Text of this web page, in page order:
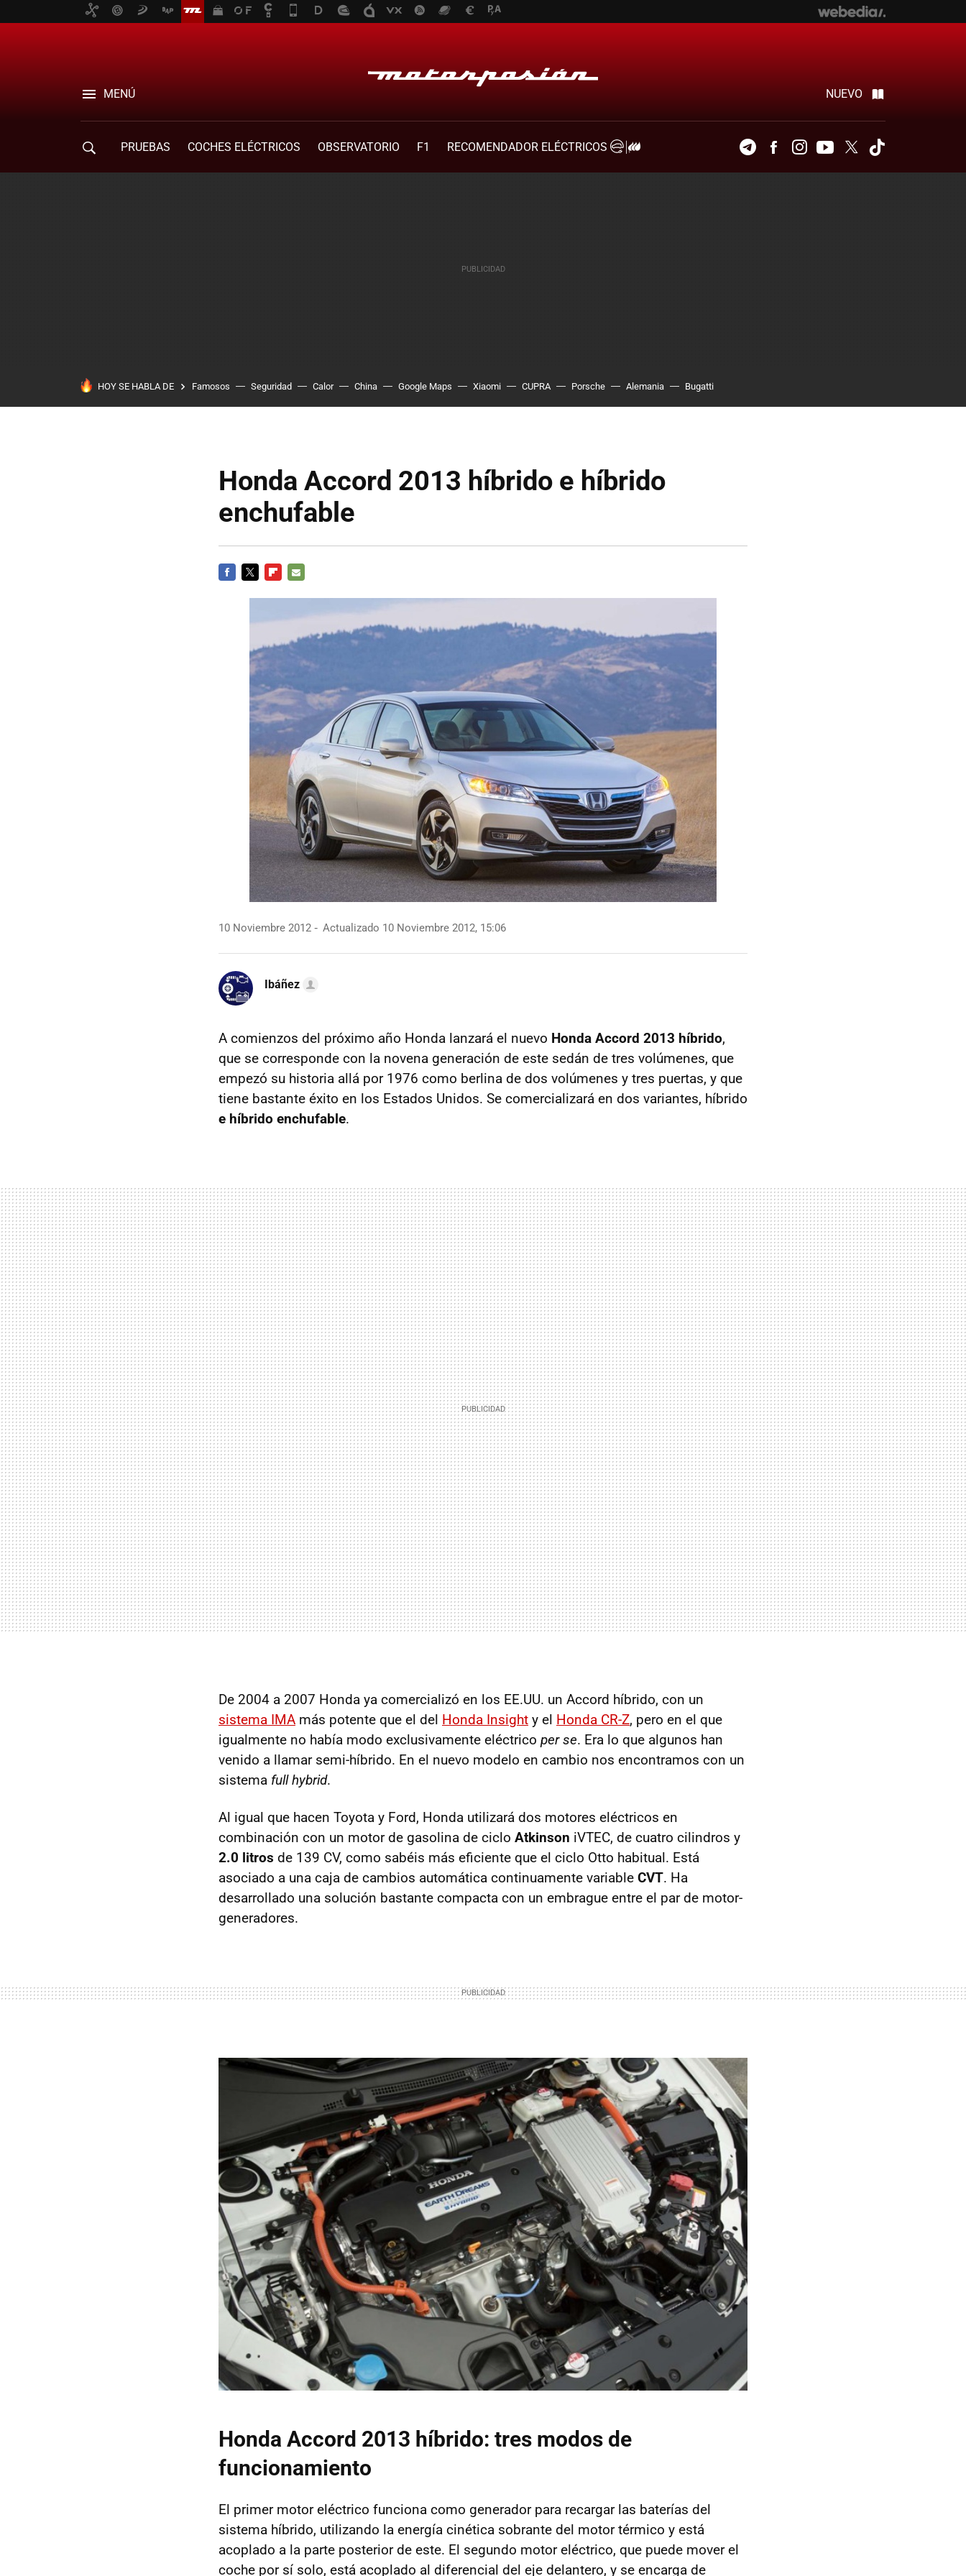
MENÚ NUEVO
PRUEBAS COCHES ELÉCTRICOS OBSERVATORIO F1
RECOMENDADOR ELÉCTRICOS
TelegramFacebookInstagramYoutubeTwitter
HOY SE HABLA DE Famosos Seguridad Calor China Google Maps Xiaomi CUPRA Porsche Alemania Bugatti
Honda Accord 2013 híbrido e híbrido
enchufable
10 Noviembre 2012 Actualizado 10 Noviembre 2012, 15:06
Ibáñez
A comienzos del próximo año Honda lanzará el nuevo Honda Accord 2013 híbrido,
que se corresponde con la novena generación de este sedán de tres volúmenes, que
empezó su historia allá por 1976 como berlina de dos volúmenes y tres puertas, y que
tiene bastante éxito en los Estados Unidos. Se comercializará en dos variantes, híbrido
e híbrido enchufable.
De 2004 a 2007 Honda ya comercializó en los EE.UU. un Accord híbrido, con un
sistema IMA más potente que el del Honda Insight y el Honda CR-Z, pero en el que
igualmente no había modo exclusivamente eléctrico per se. Era lo que algunos han
venido a llamar semi-híbrido. En el nuevo modelo en cambio nos encontramos con un
sistema full hybrid.
Al igual que hacen Toyota y Ford, Honda utilizará dos motores eléctricos en
combinación con un motor de gasolina de ciclo Atkinson iVTEC, de cuatro cilindros y
2.0 litros de 139 CV, como sabéis más eficiente que el ciclo Otto habitual. Está
asociado a una caja de cambios automática continuamente variable CVT. Ha
desarrollado una solución bastante compacta con un embrague entre el par de motor-
generadores.
Honda Accord 2013 híbrido: tres modos de
funcionamiento
El primer motor eléctrico funciona como generador para recargar las baterías del
sistema híbrido, utilizando la energía cinética sobrante del motor térmico y está
acoplado a la parte posterior de este. El segundo motor eléctrico, que puede mover el
coche por sí solo, está acoplado al diferencial del eje delantero, y se encarga de